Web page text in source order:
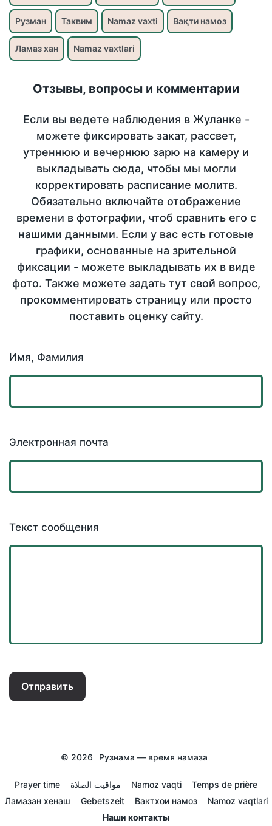
Рузман Таквим Namaz vaxti Вақти намоз
Ламаз хан Namaz vaxtlari
Отзывы, вопросы и комментарии
Если вы ведете наблюдения в Жуланке -
можете фиксировать закат, рассвет,
утреннюю и вечернюю зарю на камеру и
выкладывать сюда, чтобы мы могли
корректировать расписание молитв.
Обязательно включайте отображение
времени в фотографии, чтоб сравнить его с
нашими данными. Если у вас есть готовые
графики, основанные на зрительной
фиксации - можете выкладывать их в виде
фото. Также можете задать тут свой вопрос,
прокомментировать страницу или просто
поставить оценку сайту.
Имя, Фамилия
Электронная почта
Текст сообщения
Отправить
© 2026 Рузнама — время намаза
Prayer time مواقيت الصلاة Namoz vaqti
Temps de prière
Ламазан хенаш
Gebetszeit Вактхои намоз
Namoz vaqtlari
Наши контакты